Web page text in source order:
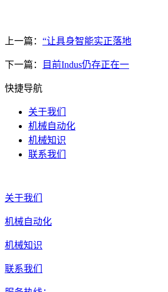
上一篇： “让具身智能实正落地
下一篇： 目前Indus仍存正在一
快捷导航
关于我们
机械自动化
机械知识
联系我们
关于我们
机械自动化
机械知识
联系我们